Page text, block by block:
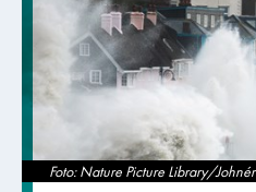
Foto: Nature Picture Library/Johnér